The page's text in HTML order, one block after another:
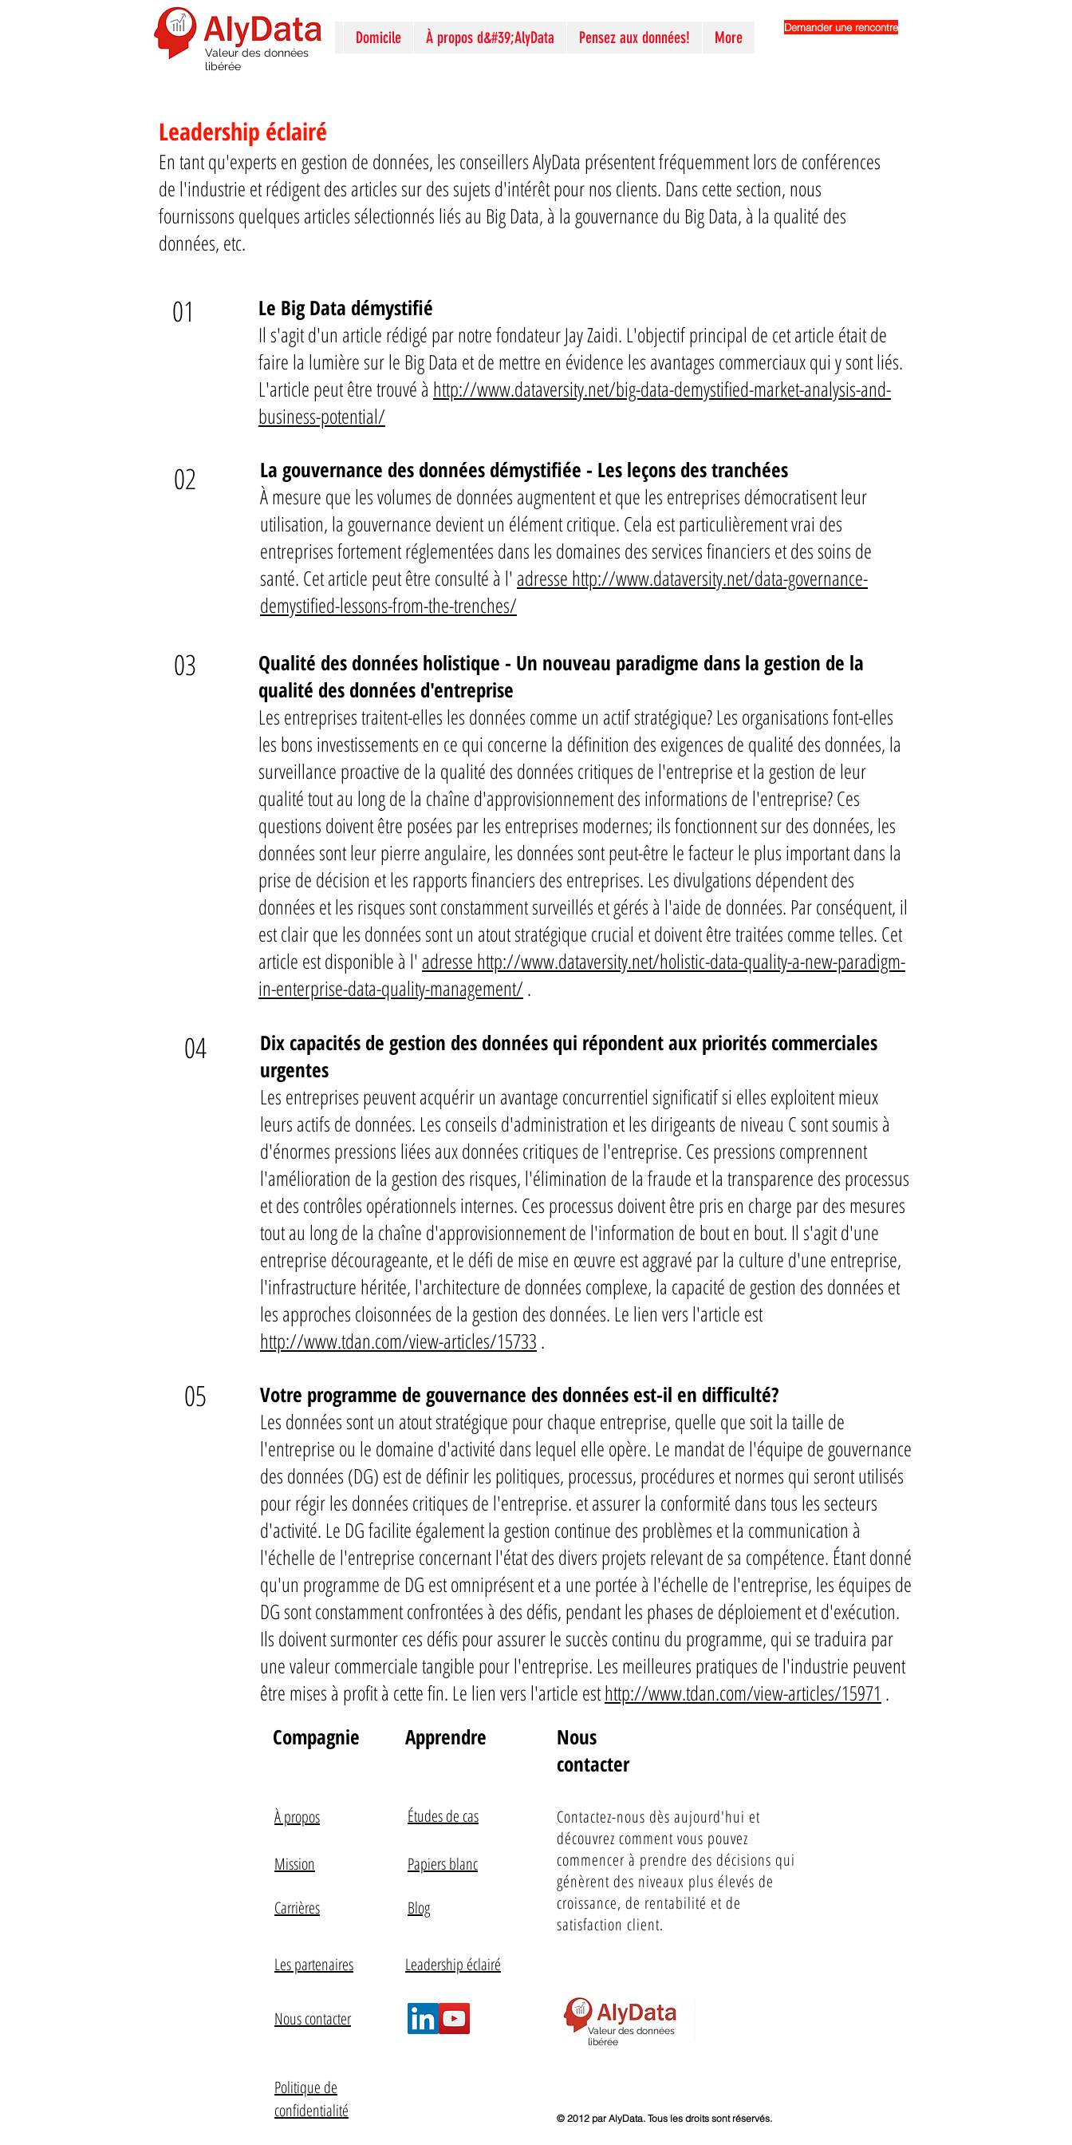
Valeur des données
libérée
Domicile À propos d&#39;AlyData Pensez aux données! More
Demander une rencontre
Leadership éclairé
En tant qu'experts en gestion de données, les conseillers AlyData présentent fréquemment lors de conférences
de l'industrie et rédigent des articles sur des sujets d'intérêt pour nos clients. Dans cette section, nous
fournissons quelques articles sélectionnés liés au Big Data, à la gouvernance du Big Data, à la qualité des
données, etc.
01
Le Big Data démystifié
Il s'agit d'un article rédigé par notre fondateur Jay Zaidi. L'objectif principal de cet article était de
faire la lumière sur le Big Data et de mettre en évidence les avantages commerciaux qui y sont liés.
L'article peut être trouvé à http://www.dataversity.net/big-data-demystified-market-analysis-and-
business-potential/
02
La gouvernance des données démystifiée - Les leçons des tranchées
À mesure que les volumes de données augmentent et que les entreprises démocratisent leur
utilisation, la gouvernance devient un élément critique. Cela est particulièrement vrai des
entreprises fortement réglementées dans les domaines des services financiers et des soins de
santé. Cet article peut être consulté à l' adresse http://www.dataversity.net/data-governance-
demystified-lessons-from-the-trenches/
03
Qualité des données holistique - Un nouveau paradigme dans la gestion de la
qualité des données d'entreprise
Les entreprises traitent-elles les données comme un actif stratégique? Les organisations font-elles
les bons investissements en ce qui concerne la définition des exigences de qualité des données, la
surveillance proactive de la qualité des données critiques de l'entreprise et la gestion de leur
qualité tout au long de la chaîne d'approvisionnement des informations de l'entreprise? Ces
questions doivent être posées par les entreprises modernes; ils fonctionnent sur des données, les
données sont leur pierre angulaire, les données sont peut-être le facteur le plus important dans la
prise de décision et les rapports financiers des entreprises. Les divulgations dépendent des
données et les risques sont constamment surveillés et gérés à l'aide de données. Par conséquent, il
est clair que les données sont un atout stratégique crucial et doivent être traitées comme telles. Cet
article est disponible à l' adresse http://www.dataversity.net/holistic-data-quality-a-new-paradigm-
in-enterprise-data-quality-management/ .
04 Dix capacités de gestion des données qui répondent aux priorités commerciales
urgentes
Les entreprises peuvent acquérir un avantage concurrentiel significatif si elles exploitent mieux
leurs actifs de données. Les conseils d'administration et les dirigeants de niveau C sont soumis à
d'énormes pressions liées aux données critiques de l'entreprise. Ces pressions comprennent
l'amélioration de la gestion des risques, l'élimination de la fraude et la transparence des processus
et des contrôles opérationnels internes. Ces processus doivent être pris en charge par des mesures
tout au long de la chaîne d'approvisionnement de l'information de bout en bout. Il s'agit d'une
entreprise décourageante, et le défi de mise en œuvre est aggravé par la culture d'une entreprise,
l'infrastructure héritée, l'architecture de données complexe, la capacité de gestion des données et
les approches cloisonnées de la gestion des données. Le lien vers l'article est
http://www.tdan.com/view-articles/15733 .
05
Votre programme de gouvernance des données est-il en difficulté?
Les données sont un atout stratégique pour chaque entreprise, quelle que soit la taille de
l'entreprise ou le domaine d'activité dans lequel elle opère. Le mandat de l'équipe de gouvernance
des données (DG) est de définir les politiques, processus, procédures et normes qui seront utilisés
pour régir les données critiques de l'entreprise. et assurer la conformité dans tous les secteurs
d'activité. Le DG facilite également la gestion continue des problèmes et la communication à
l'échelle de l'entreprise concernant l'état des divers projets relevant de sa compétence. Étant donné
qu'un programme de DG est omniprésent et a une portée à l'échelle de l'entreprise, les équipes de
DG sont constamment confrontées à des défis, pendant les phases de déploiement et d'exécution.
Ils doivent surmonter ces défis pour assurer le succès continu du programme, qui se traduira par
une valeur commerciale tangible pour l'entreprise. Les meilleures pratiques de l'industrie peuvent
être mises à profit à cette fin. Le lien vers l'article esthttp://www.tdan.com/view-articles/15971 .
Compagnie
À propos
Mission
Carrières
Les partenaires
Nous contacter
Politique de
confidentialité
Apprendre
Études de cas
Papiers blanc
Blog
Nous
contacter
Contactez-nous dès aujourd'hui et
découvrez comment vous pouvez
commencer à prendre des décisions qui
génèrent des niveaux plus élevés de
croissance, de rentabilité et de
satisfaction client.
Leadership éclairé
Valeur des données
libérée
© 2012 par AlyData. Tous les droits sont réservés.